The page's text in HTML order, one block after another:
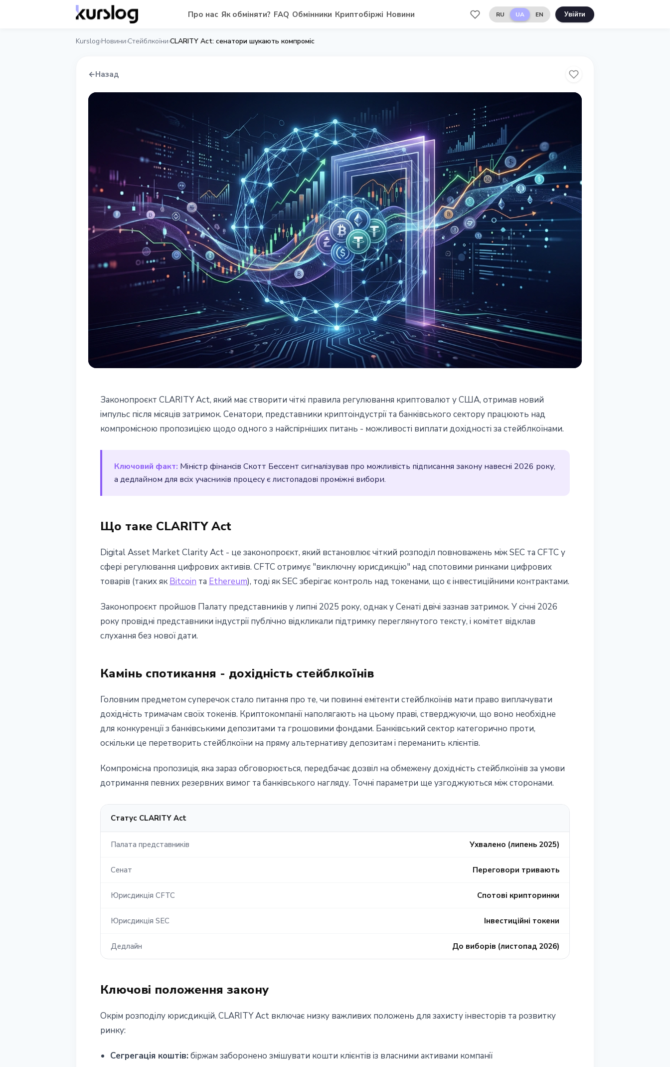
Про нас Як обміняти? FAQ Обмінники Криптобіржі Новини RU UA EN Увійти
Kurslog›Новини›Стейблкоїни›CLARITY Act: сенатори шукають компроміс
←Назад
CLARITY Act - сенатори шукають компроміс
щодо стейблкоїнів
Наталія Дорофєєва
Законопроєкт CLARITY Act, який має створити чіткі правила регулювання криптовалют у США, отримав новий
імпульс після місяців затримок. Сенатори, представники криптоіндустрії та банківського сектору працюють над
компромісною пропозицією щодо одного з найспірніших питань - можливості виплати дохідності за стейблкоїнами.
Ключовий факт: Міністр фінансів Скотт Бессент сигналізував про можливість підписання закону навесні 2026 року,
а дедлайном для всіх учасників процесу є листопадові проміжні вибори.
Що таке CLARITY Act
Digital Asset Market Clarity Act - це законопроєкт, який встановлює чіткий розподіл повноважень між SEC та CFTC у
сфері регулювання цифрових активів. CFTC отримує "виключну юрисдикцію" над спотовими ринками цифрових
товарів (таких як Bitcoin та Ethereum), тоді як SEC зберігає контроль над токенами, що є інвестиційними контрактами.
Законопроєкт пройшов Палату представників у липні 2025 року, однак у Сенаті двічі зазнав затримок. У січні 2026
року провідні представники індустрії публічно відкликали підтримку переглянутого тексту, і комітет відклав
слухання без нової дати.
Камінь спотикання - дохідність стейблкоїнів
Головним предметом суперечок стало питання про те, чи повинні емітенти стейблкоїнів мати право виплачувати
дохідність тримачам своїх токенів. Криптокомпанії наполягають на цьому праві, стверджуючи, що воно необхідне
для конкуренції з банківськими депозитами та грошовими фондами. Банківський сектор категорично проти,
оскільки це перетворить стейблкоїни на пряму альтернативу депозитам і переманить клієнтів.
Компромісна пропозиція, яка зараз обговорюється, передбачає дозвіл на обмежену дохідність стейблкоїнів за умови
дотримання певних резервних вимог та банківського нагляду. Точні параметри ще узгоджуються між сторонами.
Статус CLARITY Act
Палата представників Ухвалено (липень 2025)
Сенат Переговори тривають
Юрисдикція CFTC Спотові крипторинки
Юрисдикція SEC Інвестиційні токени
Дедлайн До виборів (листопад 2026)
Ключові положення закону
Окрім розподілу юрисдикцій, CLARITY Act включає низку важливих положень для захисту інвесторів та розвитку
ринку:
Сегрегація коштів:біржам заборонено змішувати кошти клієнтів із власними активами компанії